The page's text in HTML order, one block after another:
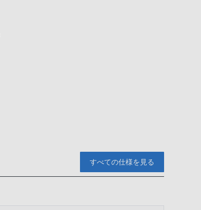
すべての仕様を見る